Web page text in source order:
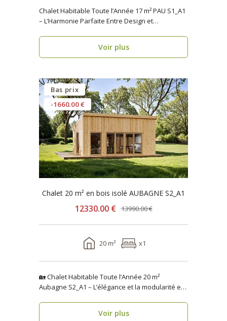
Chalet Habitable Toute l’Année 17 m² PAU S1_A1
– L’Harmonie Parfaite Entre Design et
Voir plus
Bas prix
-1660.00 €
Chalet 20 m² en bois isolé AUBAGNE S2_A1
12330.00 € 13990.00 €
20 m² x1
🏡 Chalet Habitable Toute l’Année 20 m²
Aubagne S2_A1 – L’élégance et la modularité en
Voir plus